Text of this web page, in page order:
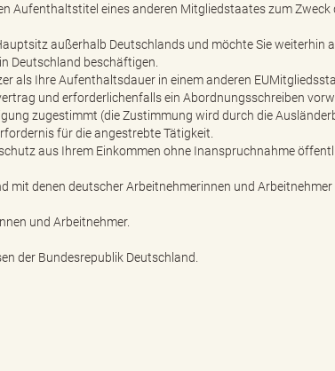
Aufenthaltstitel eines anderen Mitgliedstaates zum Zweck
außerhalb Deutschlands und möchte Sie weiterhin
Deutschland beschäftigen.
als Ihre Aufenthaltsdauer in einem anderen
und erforderlichenfalls ein Abordnungsschreiben
zugestimmt (die Zustimmung wird durch die
für die angestrebte Tätigkeit.
aus Ihrem Einkommen ohne Inanspruchnahme
mit denen deutscher Arbeitnehmerinnen und Arbeitnehmer
und Arbeitnehmer.
der Bundesrepublik Deutschland.